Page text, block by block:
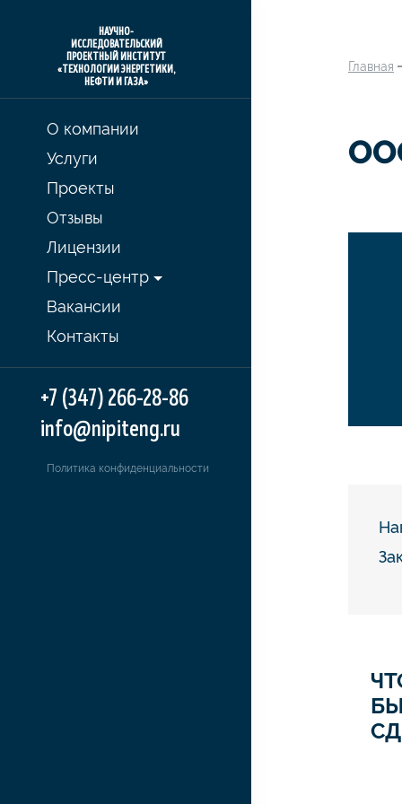
НАУЧНО-
ИССЛЕДОВАТЕЛЬСКИЙ
ПРОЕКТНЫЙ ИНСТИТУТ
«ТЕХНОЛОГИИ ЭНЕРГЕТИКИ,
НЕФТИ И ГАЗА»
О компании
Услуги
Проекты
Отзывы
Лицензии
Пресс-центр
Вакансии
Контакты
+7 (347) 266-28-86
info@nipiteng.ru
Политика конфиденциальности
Главная